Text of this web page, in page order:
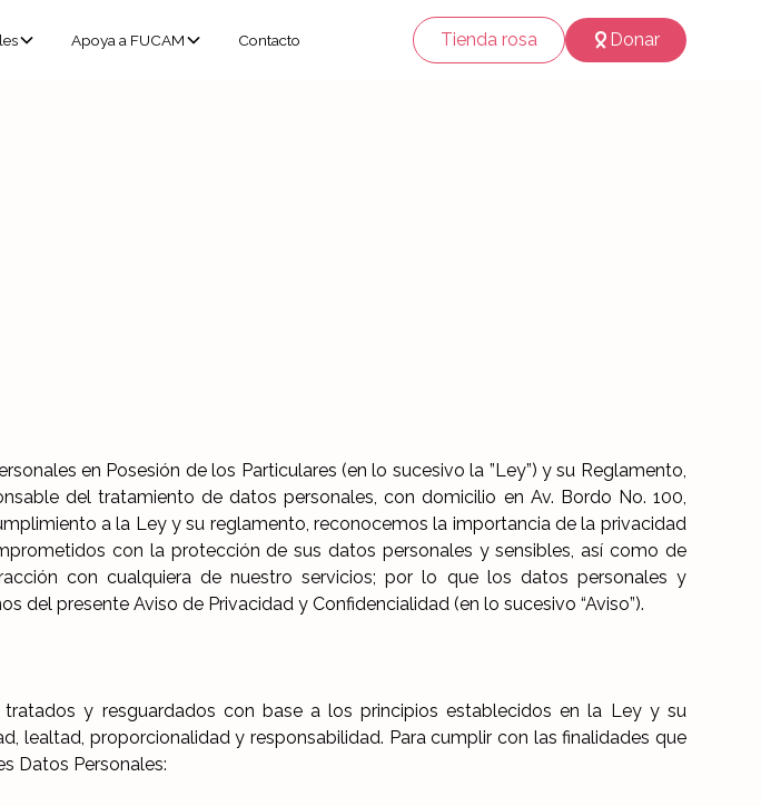
Apoya a FUCAM Contacto Tienda rosa Donar
en Posesión de los Particulares (en lo sucesivo la ”Ley”) y su Reglamento,
del tratamiento de datos personales, con domicilio en Av. Bordo No. 100,
a la Ley y su reglamento, reconocemos la importancia de la privacidad
con la protección de sus datos personales y sensibles, así como de
con cualquiera de nuestro servicios; por lo que los datos personales y
presente Aviso de Privacidad y Confidencialidad (en lo sucesivo “Aviso”).
y resguardados con base a los principios establecidos en la Ley y su
lealtad, proporcionalidad y responsabilidad. Para cumplir con las finalidades que
Datos Personales: